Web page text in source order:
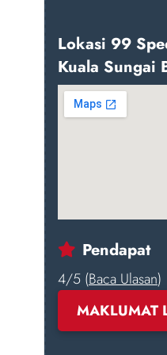
Lokasi 99
Kuala Sungai
Pendapat
4/5 (Baca Ulasan)
MAKLUMAT